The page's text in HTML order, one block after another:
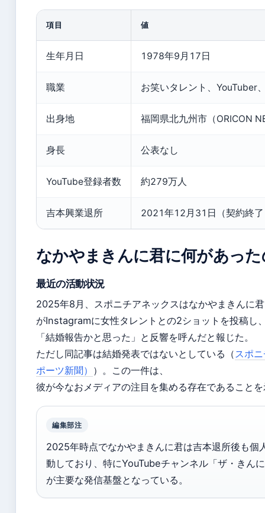
項目 値
生年月日 1978年9月17日
職業 お笑いタレント、YouTuber
出身地 福岡県北九州市（ORICON
身長 公表なし
YouTube登録者数 約279万人
吉本興業退所 2021年12月31日（契約終
なかやまきんに君に何があっ
最近の活動状況
2025年8月、スポニチアネックスはなかやまきんに
がInstagramに女性タレントとの2ショットを投稿し
「結婚報告かと思った」と反響を呼んだと報じた。
ただし同記事は結婚発表ではないとしている（ スポ
ポーツ新聞） ）。この一件は、
彼が今なおメディアの注目を集める存在であること
編集部注
2025年時点でなかやまきんに君は吉本退所後も個
動しており、特にYouTubeチャンネル「ザ・きん
が主要な発信基盤となっている。